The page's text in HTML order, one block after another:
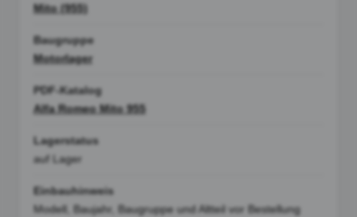
Mito (955)
Baugruppe
Motorlager
PDF-Katalog
Alfa Romeo Mito 955
Lagerstatus
auf Lager
Einbauhinweis
Modell, Baujahr, Baugruppe und Altteil vor Bestellung